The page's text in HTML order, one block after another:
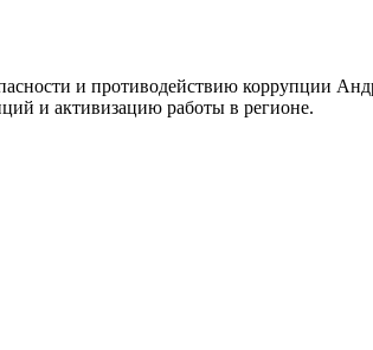
и противодействию коррупции
и активизацию работы в регионе.